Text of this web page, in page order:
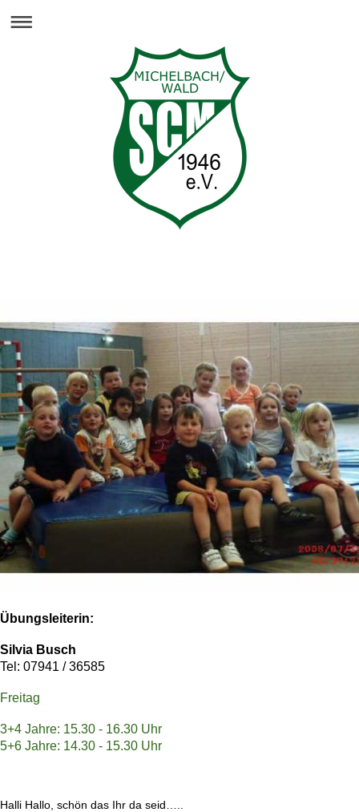
Übungsleiterin:
Silvia Busch
Tel: 07941 / 36585
Freitag
3+4 Jahre: 15.30 - 16.30 Uhr
5+6 Jahre: 14.30 - 15.30 Uhr
Halli Hallo, schön das Ihr da seid…..